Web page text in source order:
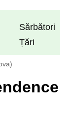
Sărbători
Țări